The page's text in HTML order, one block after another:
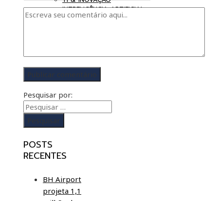
INTRELIGÊNCIA ARTIFICIAL
Pesquisar por:
POSTS
RECENTES
BH Airport
projeta 1,1